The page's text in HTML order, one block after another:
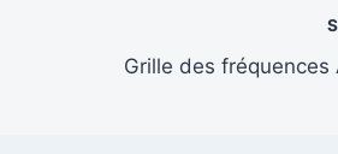
Grille des fréquences